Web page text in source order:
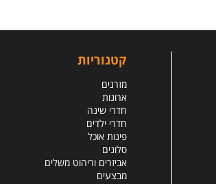
קטגוריות
מזרנים
ארונות
חדרי שינה
חדרי ילדים
פינות אוכל
סלונים
אביזרים וריהוט משלים
מבצעים